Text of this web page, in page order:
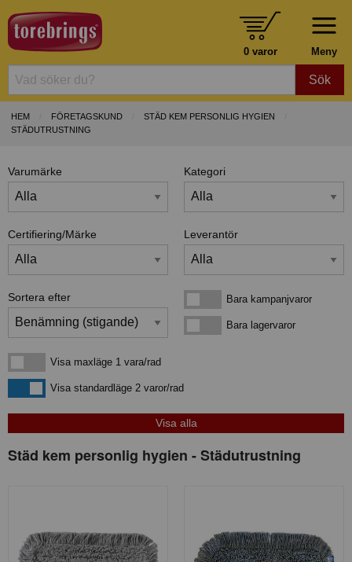
Meny
0 varor
Sök
HEM FÖRETAGSKUND
STÄD KEM PERSONLIG HYGIEN
STÄDUTRUSTNING
Varumärke Kategori
Certifiering/Märke Leverantör
Sortera efter Bara kampanjvarorBara kampanjvaror
Bara lagervarorBara lagervaror
Visa maxläge 1 vara/rad
Visa maxläge 1 vara/rad
Visa standardlägeVisa standardläge 2 varor/rad
Städ kem personlig hygien - Städutrustning